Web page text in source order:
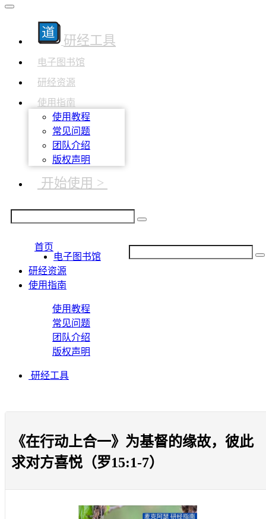
研经工具
电子图书馆
研经资源
使用指南
使用教程
常见问题
团队介绍
版权声明
开始使用 >
首页
电子图书馆
研经资源
使用指南
使用教程
常见问题
团队介绍
版权声明
研经工具
《在行动上合一》为基督的缘故，彼此
求对方喜悦（罗15:1-7）